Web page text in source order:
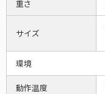
重さ
サイズ
環境
動作温度